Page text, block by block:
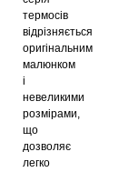
термосів
відрізняється
оригінальним
малюнком
і
невеликими
розмірами,
що
дозволяє
легко